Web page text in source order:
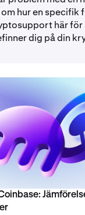
hur en specifik
här för
dig på din